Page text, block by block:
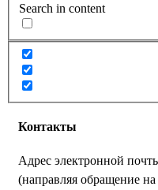
Search in content
Контакты
Адрес электронной
(направляя обращение